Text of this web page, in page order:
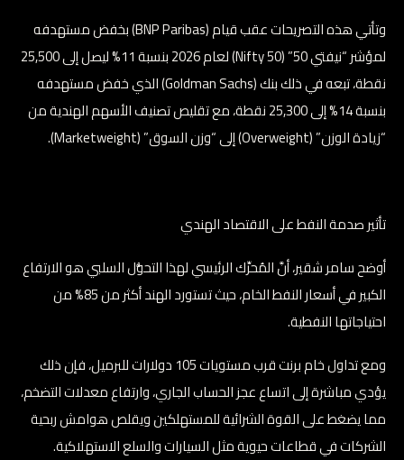
وتأتي هذه التصريحات عقب قيام (BNP Paribas) بخفض مستهدفه
لمؤشر “نيفتي 50” (Nifty 50) لعام 2026 بنسبة 11% ليصل إلى 25,500
نقطة، تبعه في ذلك بنك (Goldman Sachs) الذي خفض مستهدفه
بنسبة 14% إلى 25,300 نقطة، مع تقليص تصنيف الأسهم الهندية من
“زيادة الوزن” (Overweight) إلى “وزن السوق” (Marketweight).
تأثير صدمة النفط على الاقتصاد الهندي
أوضح سامر شقير، أنَّ المُحرِّك الرئيسي لهذا التحوُّل السلبي هو الارتفاع
الكبير في أسعار النفط الخام، حيث تستورد الهند أكثر من 85% من
احتياجاتها النفطية.
ومع تداول خام برنت قرب مستويات 105 دولارات للبرميل، فإن ذلك
يؤدي مباشرة إلى اتساع عجز الحساب الجاري، وارتفاع معدلات التضخم،
مما يضغط على القوة الشرائية للمستهلكين ويقلص هوامش ربحية
الشركات في قطاعات حيوية مثل السيارات والسلع الاستهلاكية.